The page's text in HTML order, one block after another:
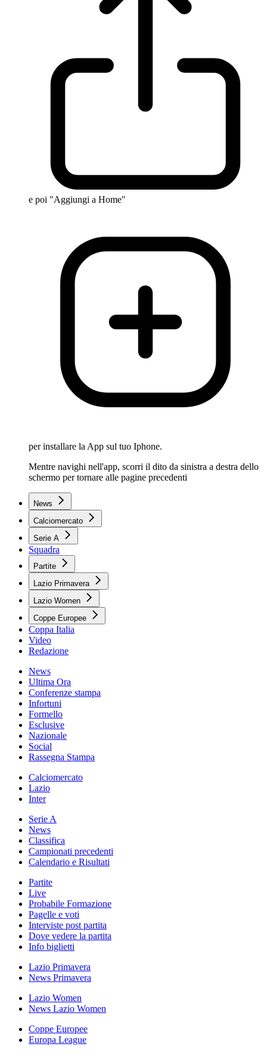
e poi "Aggiungi a Home"
per installare la App sul tuo Iphone.
Mentre navighi nell'app, scorri il dito da sinistra a destra dello
schermo per tornare alle pagine precedenti
News
Calciomercato
Serie A
Squadra
Partite
Lazio Primavera
Lazio Women
Coppe Europee
Coppa Italia
Video
Redazione
News
Ultima Ora
Conferenze stampa
Infortuni
Formello
Esclusive
Nazionale
Social
Rassegna Stampa
Calciomercato
Lazio
Inter
Serie A
News
Classifica
Campionati precedenti
Calendario e Risultati
Partite
Live
Probabile Formazione
Pagelle e voti
Interviste post partita
Dove vedere la partita
Info biglietti
Lazio Primavera
News Primavera
Lazio Women
News Lazio Women
Coppe Europee
Europa League